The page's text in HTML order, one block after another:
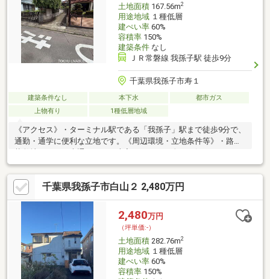
土地面積167.56m2
用途地域１種低層
建ぺい率60%
容積率150%
建築条件なし
ＪＲ常磐線 我孫子駅 徒歩9分
千葉県我孫子市寿１
建築条件なし 本下水
都市ガス
上物有り
1種低層地域
《アクセス》・ターミナル駅である「我孫子」駅まで徒歩9分で、
通勤・通学に便利な立地です。《周辺環境・立地条件等》・路地
のが特徴です。・第一種低層住居専用地域の閑静な住宅街に立
地。周辺は低層住宅の街並みが広がっております。《建築用途・
有効活用》・建築条件付き売地ではないため、お好きなハウスメ
ーカー・工務店での建築が可能です。間取り、設備、外観、全て
自分好みのスタイルで一からご検討いただくことが可能です。土
地面積に路地状部分約29.00m2含む
千葉県我孫子市白山２ 2,480万円
2,480万円
（坪単価:-）
土地面積282.76m2
用途地域１種低層
建ぺい率60%
容積率150%